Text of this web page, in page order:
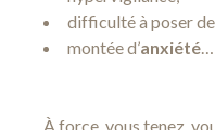
difficulté à poser
montée d’anxiété…
À force, vous tenez,